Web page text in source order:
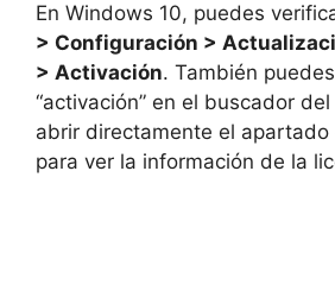
En Windows 10, puedes
> Configuración >
> Activación. También
“activación” en el buscador
abrir directamente el apartado
para ver la información de la